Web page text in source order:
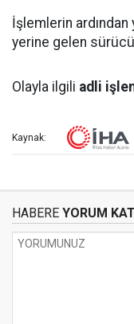
İşlemlerin ardından
yerine gelen
Olayla ilgili adli
Kaynak:
HABERE YORUM KAT